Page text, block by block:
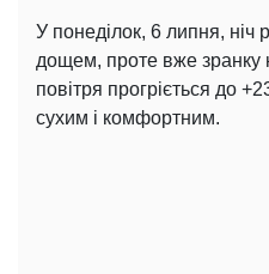
У понеділок, 6 липня, ніч
дощем, проте вже зранку
повітря прогріється до
сухим і комфортним.